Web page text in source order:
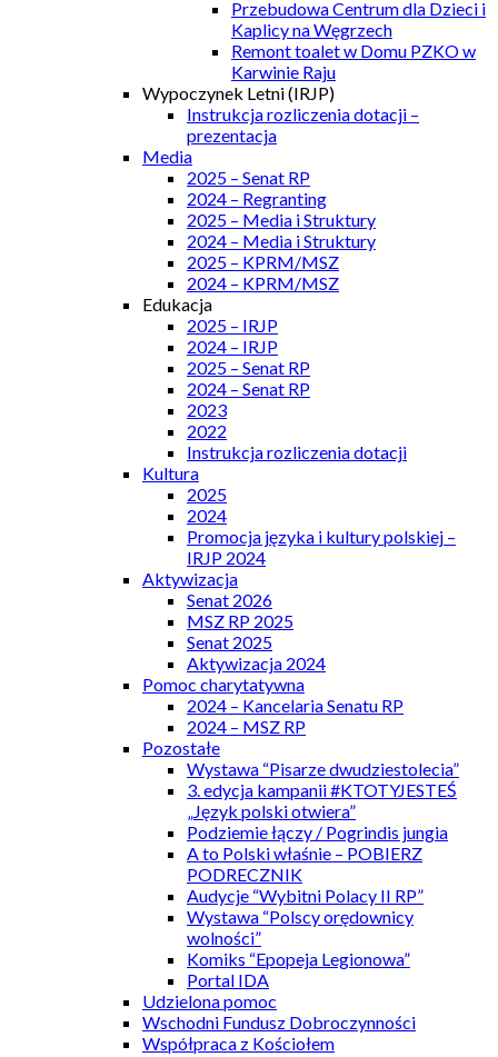
Przebudowa Centrum dla Dzieci i
Kaplicy na Węgrzech
Remont toalet w Domu PZKO w
Karwinie Raju
Wypoczynek Letni (IRJP)
Instrukcja rozliczenia dotacji –
prezentacja
Media
2025 – Senat RP
2024 – Regranting
2025 – Media i Struktury
2024 – Media i Struktury
2025 – KPRM/MSZ
2024 – KPRM/MSZ
Edukacja
2025 – IRJP
2024 – IRJP
2025 – Senat RP
2024 – Senat RP
2023
2022
Instrukcja rozliczenia dotacji
Kultura
2025
2024
Promocja języka i kultury polskiej –
IRJP 2024
Aktywizacja
Senat 2026
MSZ RP 2025
Senat 2025
Aktywizacja 2024
Pomoc charytatywna
2024 – Kancelaria Senatu RP
2024 – MSZ RP
Pozostałe
Wystawa “Pisarze dwudziestolecia”
3. edycja kampanii #KTOTYJESTEŚ
„Język polski otwiera”
Podziemie łączy / Pogrindis jungia
A to Polski właśnie – POBIERZ
PODRECZNIK
Audycje “Wybitni Polacy II RP”
Wystawa “Polscy orędownicy
wolności”
Komiks “Epopeja Legionowa”
Portal IDA
Udzielona pomoc
Wschodni Fundusz Dobroczynności
Współpraca z Kościołem